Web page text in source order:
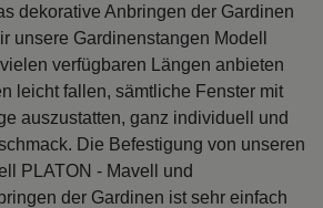
dekorative Anbringen der Gardinen
unsere Gardinenstangen Modell
verfügbaren Längen anbieten
leicht fallen, sämtliche Fenster mit
auszustatten, ganz individuell und
Die Befestigung von unseren
PLATON - Mavell und
der Gardinen ist sehr einfach